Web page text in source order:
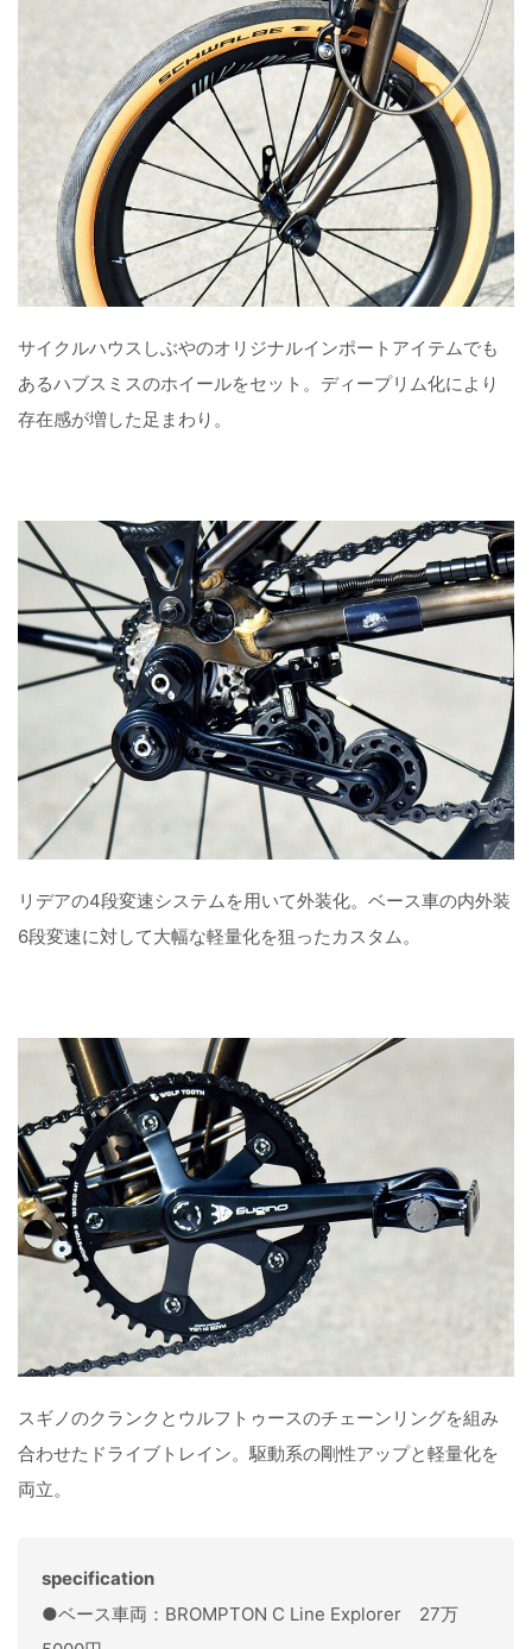
サイクルハウスしぶやのオリジナルインポートアイテムでも
あるハブスミスのホイールをセット。ディープリム化により
存在感が増した足まわり。
リデアの4段変速システムを用いて外装化。ベース車の内外装
6段変速に対して大幅な軽量化を狙ったカスタム。
スギノのクランクとウルフトゥースのチェーンリングを組み
合わせたドライブトレイン。駆動系の剛性アップと軽量化を
両立。
specification
●ベース車両：BROMPTON C Line Explorer 27万